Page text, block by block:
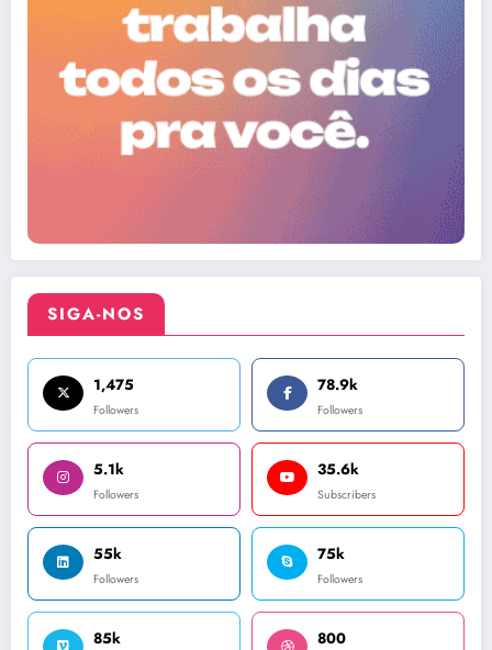
SIGA-NOS
1,475
Followers
78.9k
Followers
5.1k
Followers
35.6k
Subscribers
55k
Followers
75k
Followers
85k 800